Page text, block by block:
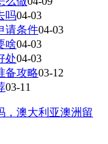
吗04-03
请条件04-03
啥04-03
处04-03
备攻略03-12
03-11
，澳大利亚澳洲留